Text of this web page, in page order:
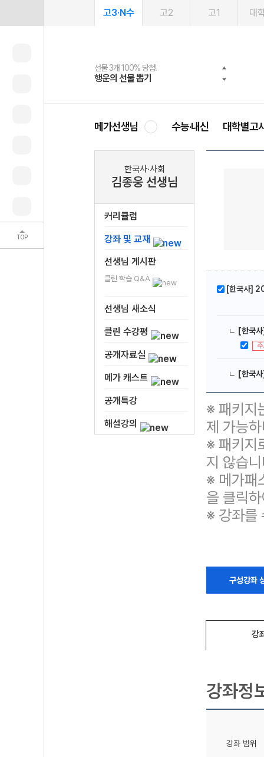
TOP
고3·N수 고2 고1 대
선물 3개 100% 당첨!
행운의 선물 뽑기
선물 100% 증정!
메가스터디 X 올리브
여름방학 스터디 캐시백
메가런 썸머스쿨
2027 러셀 단과
강사 공개선발
스마트러닝앱
설문 EVENT
메가패스
3일 무료 체험권
메가패스 수강생 무료혜택!
메가클럽 멤버십
사회공헌 캠페인
희망이룸 메가나눔
메가선생님 수능·내신 대학별고
한국사·사회
김종웅 선생님
커리큘럼
강좌 및 교재
선생님 게시판
클린 학습 Q&A
선생님 새소식
클린 수강평
공개자료실
메가 캐스트
공개특강
해설강의
[한국사]
ㄴ [한국
ㄴ [한국
※ 패키지
제 가능
※ 패키지
지 않습
※ 메가패
을 클릭
※ 강좌를
구성강좌
강
강좌정
강좌 범위